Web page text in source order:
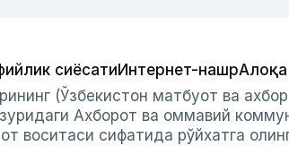
сиёсатиИнтернет-нашр
(Ўзбекистон матбуот ва
Ахборот ва оммавий
воситаси сифатида рўйхатга